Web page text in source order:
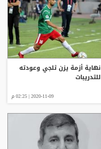
نهاية أزمة يزن ثلجي وعودته
للتدريبات
2020-11-09 | 02:25 م